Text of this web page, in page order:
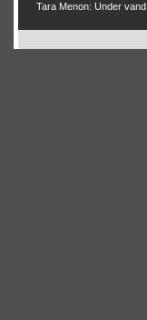
Tara Menon: Under vand